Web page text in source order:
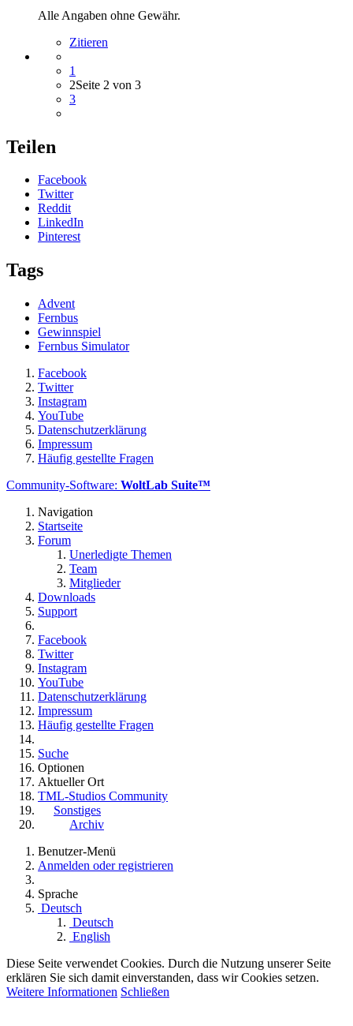
Alle Angaben ohne Gewähr.
Zitieren
1
2Seite 2 von 3
3
Teilen
Facebook
Twitter
Reddit
LinkedIn
Pinterest
Tags
Advent
Fernbus
Gewinnspiel
Fernbus Simulator
Facebook
Twitter
Instagram
YouTube
Datenschutzerklärung
Impressum
Häufig gestellte Fragen
Community-Software: WoltLab Suite™
Navigation
Startseite
Forum
Unerledigte Themen
Team
Mitglieder
Downloads
Support
Facebook
Twitter
Instagram
YouTube
Datenschutzerklärung
Impressum
Häufig gestellte Fragen
Suche
Optionen
Aktueller Ort
TML-Studios Community
Sonstiges
Archiv
Benutzer-Menü
Anmelden oder registrieren
Sprache
Deutsch
Deutsch
English
Diese Seite verwendet Cookies. Durch die Nutzung unserer Seite
erklären Sie sich damit einverstanden, dass wir Cookies setzen.
Weitere Informationen Schließen